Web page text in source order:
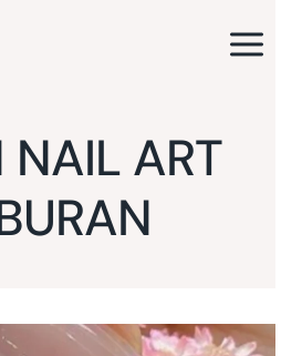
NAIL ART